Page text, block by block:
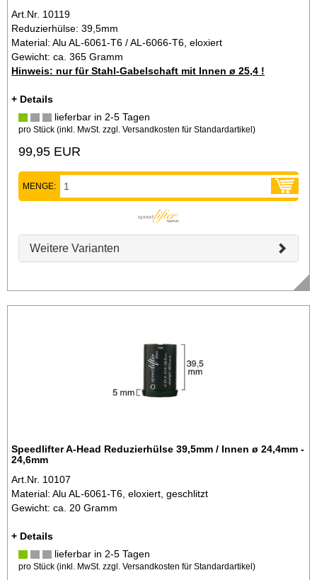
Art.Nr. 10119
Reduzierhülse: 39,5mm
Material: Alu AL-6061-T6 / AL-6066-T6, eloxiert
Gewicht: ca. 365 Gramm
Hinweis: nur für Stahl-Gabelschaft mit Innen ø 25,4 !
+ Details
lieferbar in 2-5 Tagen
pro Stück (inkl. MwSt. zzgl. Versandkosten für Standardartikel)
99,95 EUR
MENGE:
Weitere Varianten
Speedlifter A-Head Reduzierhülse 39,5mm / Innen ø 24,4mm -
24,6mm
Art.Nr. 10107
Material: Alu AL-6061-T6, eloxiert, geschlitzt
Gewicht: ca. 20 Gramm
+ Details
lieferbar in 2-5 Tagen
pro Stück (inkl. MwSt. zzgl. Versandkosten für Standardartikel)